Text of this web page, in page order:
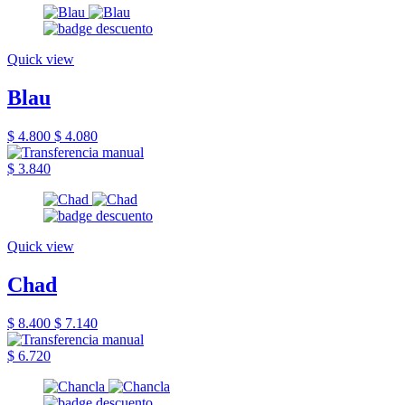
Quick view
Blau
$ 4.800 $ 4.080
$ 3.840
Quick view
Chad
$ 8.400 $ 7.140
$ 6.720